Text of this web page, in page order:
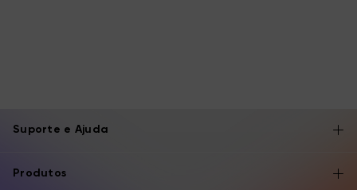
Suporte e Ajuda
Produtos